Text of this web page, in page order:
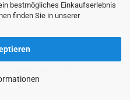
bestmögliches Einkaufserlebnis
finden Sie in unserer